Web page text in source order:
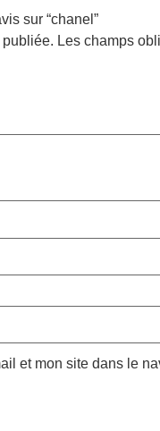
sur “chanel”
Les champs
et mon site dans le